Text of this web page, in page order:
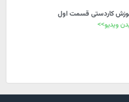
کاردستی قسمت اول
ویدیو>>